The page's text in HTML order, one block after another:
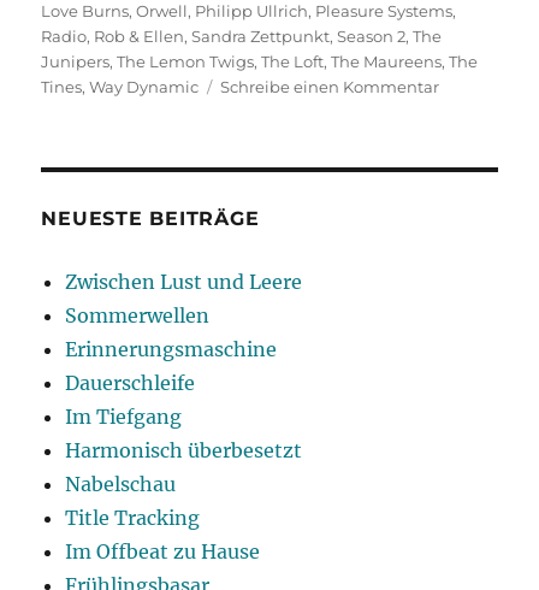
Love Burns,Orwell, Philipp Ullrich, Pleasure Systems,
Radio, Rob & Ellen,Sandra Zettpunkt,Season 2,The
Junipers,The Lemon Twigs,The Loft,The Maureens,The
Tines,Way Dynamic Schreibe einen Kommentarzu
NEUESTE BEITRÄGE
Zwischen Lust und Leere
Sommerwellen
Erinnerungsmaschine
Dauerschleife
Im Tiefgang
Harmonisch überbesetzt
Nabelschau
Title Tracking
Im Offbeat zu Hause